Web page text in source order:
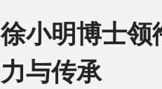
徐小明博士
力与传承